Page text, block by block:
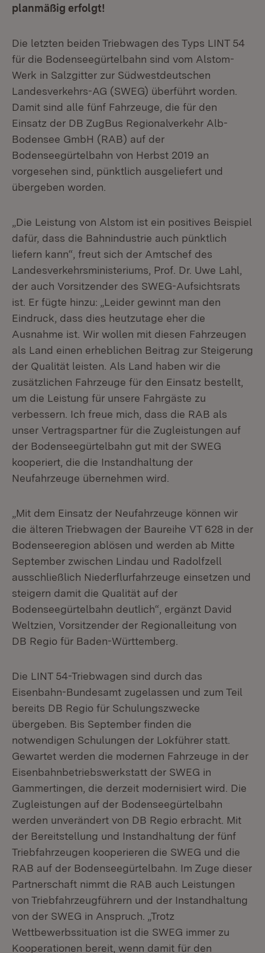
planmäßig erfolgt!
Die letzten beiden Triebwagen des Typs LINT 54
für die Bodenseegürtelbahn sind vom Alstom-
Werk in Salzgitter zur Südwestdeutschen
Landesverkehrs-AG (SWEG) überführt worden.
Damit sind alle fünf Fahrzeuge, die für den
Einsatz der DB ZugBus Regionalverkehr Alb-
Bodensee GmbH (RAB) auf der
Bodenseegürtelbahn von Herbst 2019 an
vorgesehen sind, pünktlich ausgeliefert und
übergeben worden.
„Die Leistung von Alstom ist ein positives Beispiel
dafür, dass die Bahnindustrie auch pünktlich
liefern kann“, freut sich der Amtschef des
Landesverkehrsministeriums, Prof. Dr. Uwe Lahl,
der auch Vorsitzender des SWEG-Aufsichtsrats
ist. Er fügte hinzu: „Leider gewinnt man den
Eindruck, dass dies heutzutage eher die
Ausnahme ist. Wir wollen mit diesen Fahrzeugen
als Land einen erheblichen Beitrag zur Steigerung
der Qualität leisten. Als Land haben wir die
zusätzlichen Fahrzeuge für den Einsatz bestellt,
um die Leistung für unsere Fahrgäste zu
verbessern. Ich freue mich, dass die RAB als
unser Vertragspartner für die Zugleistungen auf
der Bodenseegürtelbahn gut mit der SWEG
kooperiert, die die Instandhaltung der
Neufahrzeuge übernehmen wird.
„Mit dem Einsatz der Neufahrzeuge können wir
die älteren Triebwagen der Baureihe VT 628 in der
Bodenseeregion ablösen und werden ab Mitte
September zwischen Lindau und Radolfzell
ausschließlich Niederflurfahrzeuge einsetzen und
steigern damit die Qualität auf der
Bodenseegürtelbahn deutlich“, ergänzt David
Weltzien, Vorsitzender der Regionalleitung von
DB Regio für Baden-Württemberg.
Die LINT 54-Triebwagen sind durch das
Eisenbahn-Bundesamt zugelassen und zum Teil
bereits DB Regio für Schulungszwecke
übergeben. Bis September finden die
notwendigen Schulungen der Lokführer statt.
Gewartet werden die modernen Fahrzeuge in der
Eisenbahnbetriebswerkstatt der SWEG in
Gammertingen, die derzeit modernisiert wird. Die
Zugleistungen auf der Bodenseegürtelbahn
werden unverändert von DB Regio erbracht. Mit
der Bereitstellung und Instandhaltung der fünf
Triebfahrzeugen kooperieren die SWEG und die
RAB auf der Bodenseegürtelbahn. Im Zuge dieser
Partnerschaft nimmt die RAB auch Leistungen
von Triebfahrzeugführern und der Instandhaltung
von der SWEG in Anspruch. „Trotz
Wettbewerbssituation ist die SWEG immer zu
Kooperationen bereit, wenn damit für den